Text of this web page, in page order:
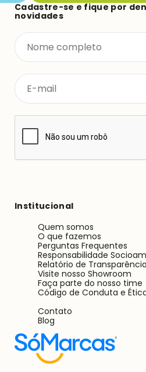
Institucional
Quem somos
O que fazemos
Perguntas Frequentes
Responsabilidade
Relatório de
Visite nosso Showroom
Faça parte do nosso time
Código de Conduta e
Contato
Blog
Cadastre-se e fique por
novidades